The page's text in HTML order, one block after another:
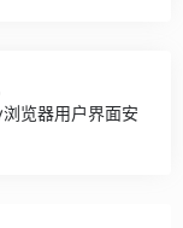
览器用户界面安